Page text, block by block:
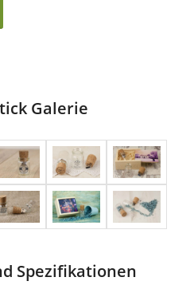
Galerie
Spezifikationen